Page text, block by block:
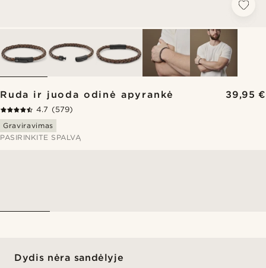
Ruda ir juoda odinė apyrankė 39,95 €
4.7 (579)
Graviravimas
PASIRINKITE SPALVĄ
Dydis nėra sandėlyje